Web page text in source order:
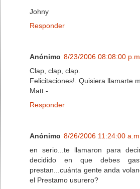
Johny
Responder
Anónimo 8/23/2006 08:08:00 p.m.
Clap, clap, clap.
Felicitaciones!. Quisiera llamarte
Matt.-
Responder
Anónimo 8/26/2006 11:24:00 a.m.
en serio...te llamaron para
decidido en que debes
prestan...cuánta gente anda
el Prestamo usurero?